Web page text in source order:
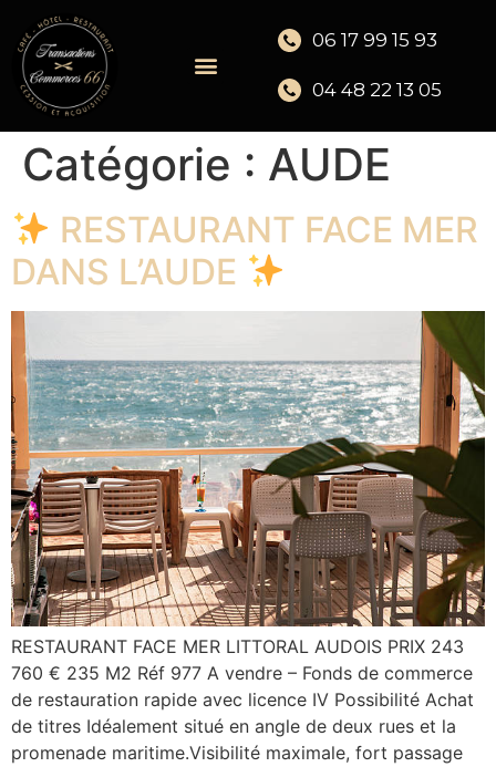
06 17 99 15 93
04 48 22 13 05
Catégorie : AUDE
RESTAURANT FACE MER
DANS L’AUDE
RESTAURANT FACE MER LITTORAL AUDOIS PRIX 243
760 € 235 M2 Réf 977 A vendre – Fonds de commerce
de restauration rapide avec licence IV Possibilité Achat
de titres Idéalement situé en angle de deux rues et la
promenade maritime.Visibilité maximale, fort passage